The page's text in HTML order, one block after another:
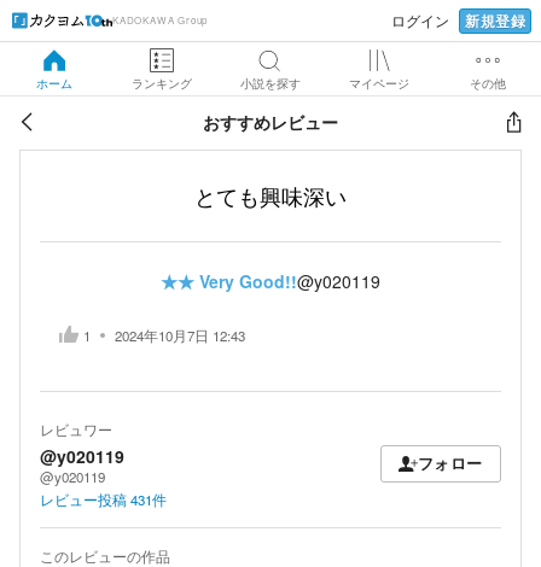
KADOKAWA Group ログイン 新規登録
ホーム ランキング 小説を探す マイページ その他
おすすめレビュー
とても興味深い
★★ Very Good!!@y020119
1 2024年10月7日 12:43
レビュワー
@y020119
@y020119
フォロー
レビュー投稿431件
このレビューの作品